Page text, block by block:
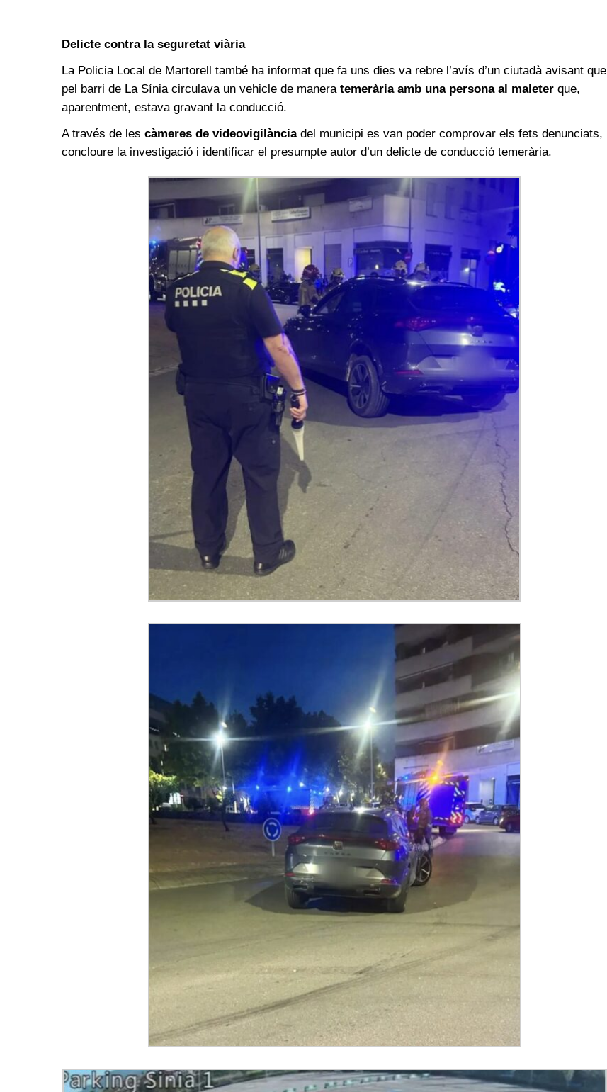
Delicte contra la seguretat viària
La Policia Local de Martorell també ha informat que fa uns dies va rebre l’avís d’un ciutadà avisant que
pel barri de La Sínia circulava un vehicle de manera temerària amb una persona al maleter que,
aparentment, estava gravant la conducció.
A través de les càmeres de videovigilànciadel municipi es van poder comprovar els fets denunciats,
concloure la investigació i identificar el presumpte autor d’un delicte de conducció temerària.